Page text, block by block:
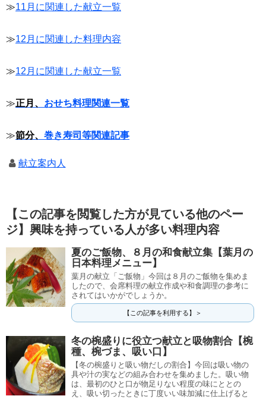
≫11月に関連した献立一覧
≫12月に関連した料理内容
≫12月に関連した献立一覧
≫正月、 おせち料理関連一覧
≫節分、 巻き寿司等関連記事
献立案内人
【この記事を閲覧した方が見ている他のペー
ジ】興味を持っている人が多い料理内容
夏のご飯物、８月の和食献立集【葉月の
日本料理メニュー】
葉月の献立「ご飯物」今回は８月のご飯物を集めま
したので、会席料理の献立作成や和食調理の参考に
されてはいかがでしょうか。
【この記事を利用する】＞
冬の椀盛りに役立つ献立と吸物割合【椀
種、椀づま、吸い口】
【冬の椀盛りと吸い物だしの割合】今回は吸い物の
具や汁の実などの組み合わせを集めました。吸い物
は、最初のひと口が物足りない程度の味にととの
え、吸い切ったときに丁度いい味加減に仕上げると